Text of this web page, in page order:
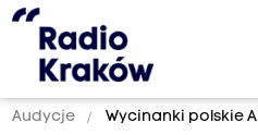
Audycje Wycinanki polskie